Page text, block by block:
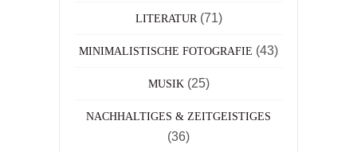
LITERATUR (71)
MINIMALISTISCHE FOTOGRAFIE (43)
MUSIK (25)
NACHHALTIGES & ZEITGEISTIGES
(36)